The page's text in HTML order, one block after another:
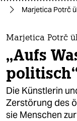

themen
politik
öko
gesellschaft
Marjetica Potrč
Marjetica Potrč
„Aufs
Die Künstlerin
Zerstörung des
sie Menschen